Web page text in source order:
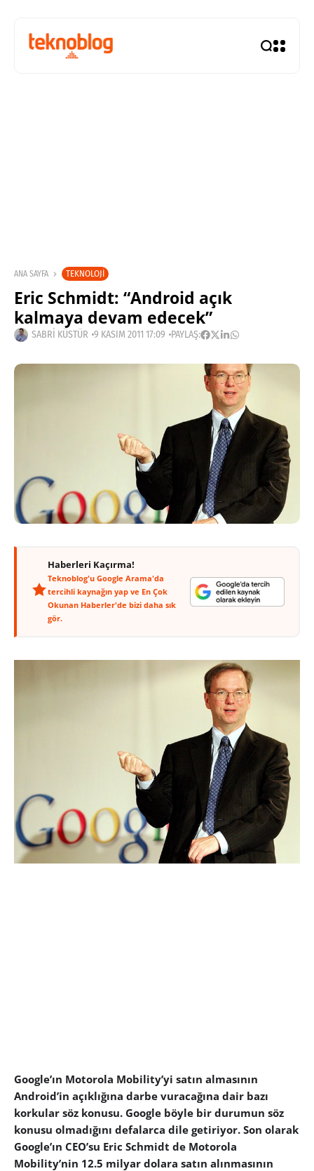
ANA SAYFA TEKNOLOJI
Eric Schmidt: “Android açık
kalmaya devam edecek”
SABRI KÜSTÜR 9 KASIM 2011 17:09 PAYLAŞ:
Haberleri Kaçırma!
Teknoblog'u Google Arama'da
tercihli kaynağın yap ve En Çok
Okunan Haberler'de bizi daha sık
gör.
Google’ın Motorola Mobility’yi satın almasının
Android’in açıklığına darbe vuracağına dair bazı
korkular söz konusu. Google böyle bir durumun söz
konusu olmadığını defalarca dile getiriyor. Son olarak
Google’ın CEO’su Eric Schmidt de Motorola
Mobility’nin 12.5 milyar dolara satın alınmasının